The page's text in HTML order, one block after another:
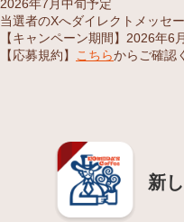
2026年7月中旬予定
当選者のXへダイレクトメッセ
【キャンペーン期間】2026年
【応募規約】
こちらからご確認
新